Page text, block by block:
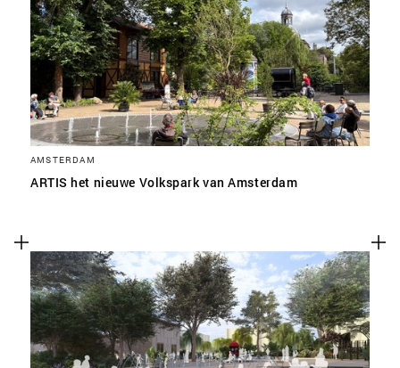
AMSTERDAM
ARTIS het nieuwe Volkspark van Amsterdam
SLA VOORKEUREN OP